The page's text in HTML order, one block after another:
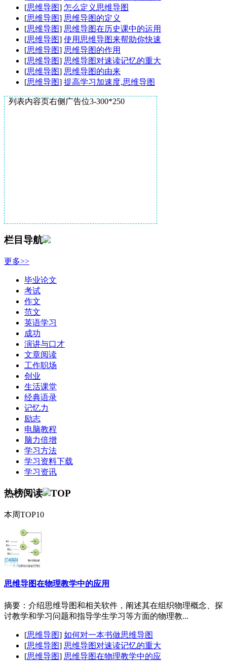
[思维导图] 怎么定义思维导图
[思维导图] 思维导图的定义
[思维导图] 思维导图在历史课中的运用
[思维导图] 使用思维导图来帮助你快速
[思维导图] 思维导图的作用
[思维导图] 思维导图对速读记忆的重大
[思维导图] 思维导图的由来
[思维导图] 提高学习加速度,思维导图
列表内容页右侧广告位3-300*250
栏目导航
更多>>
毕业论文
考试
作文
范文
英语学习
成功
演讲与口才
文章阅读
工作职场
创业
生活课堂
经典语录
记忆力
励志
电脑教程
脑力倍增
学习方法
学习资料下载
学习资讯
热榜阅读
本周TOP10
思维导图在物理教学中的应用
摘要：介绍思维导图和相关软件，阐述其在组织物理概念、探
讨教学和学习问题和指导学生学习等方面的物理教...
[思维导图] 如何对一本书做思维导图
[思维导图] 思维导图对速读记忆的重大
[思维导图] 思维导图在物理教学中的应